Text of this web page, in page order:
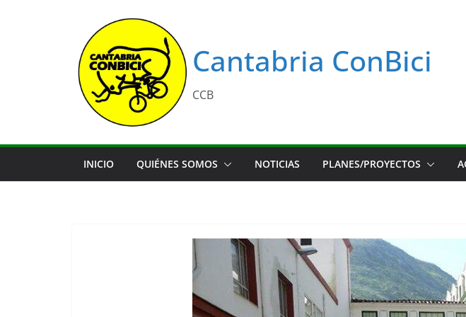
Cantabria ConBici
CCB
INICIO QUIÉNES SOMOS NOTICIAS PLANES/PROYECTOS